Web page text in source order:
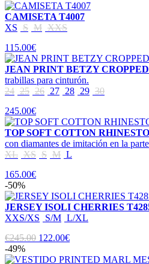
CAMISETA T4007
XS S M XXS
115.00€
JEAN PRINT BETZY CROPPED
trabillas para cinturón.
24 25 26 27 28 29 30
245.00€
TOP SOFT COTTON
con diamantes de imitación en la
XL XS S M L
165.00€
-50%
JERSEY ISOLI CHERRIES
XXS/XS
S/M L/XL
€245.00 122.00€
-49%